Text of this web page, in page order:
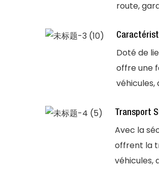
route,
Doté de
offre une
Transport
Avec la
offrent la
véhicules,